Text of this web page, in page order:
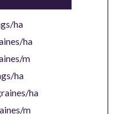
ha
ha
m
ha
ha
m